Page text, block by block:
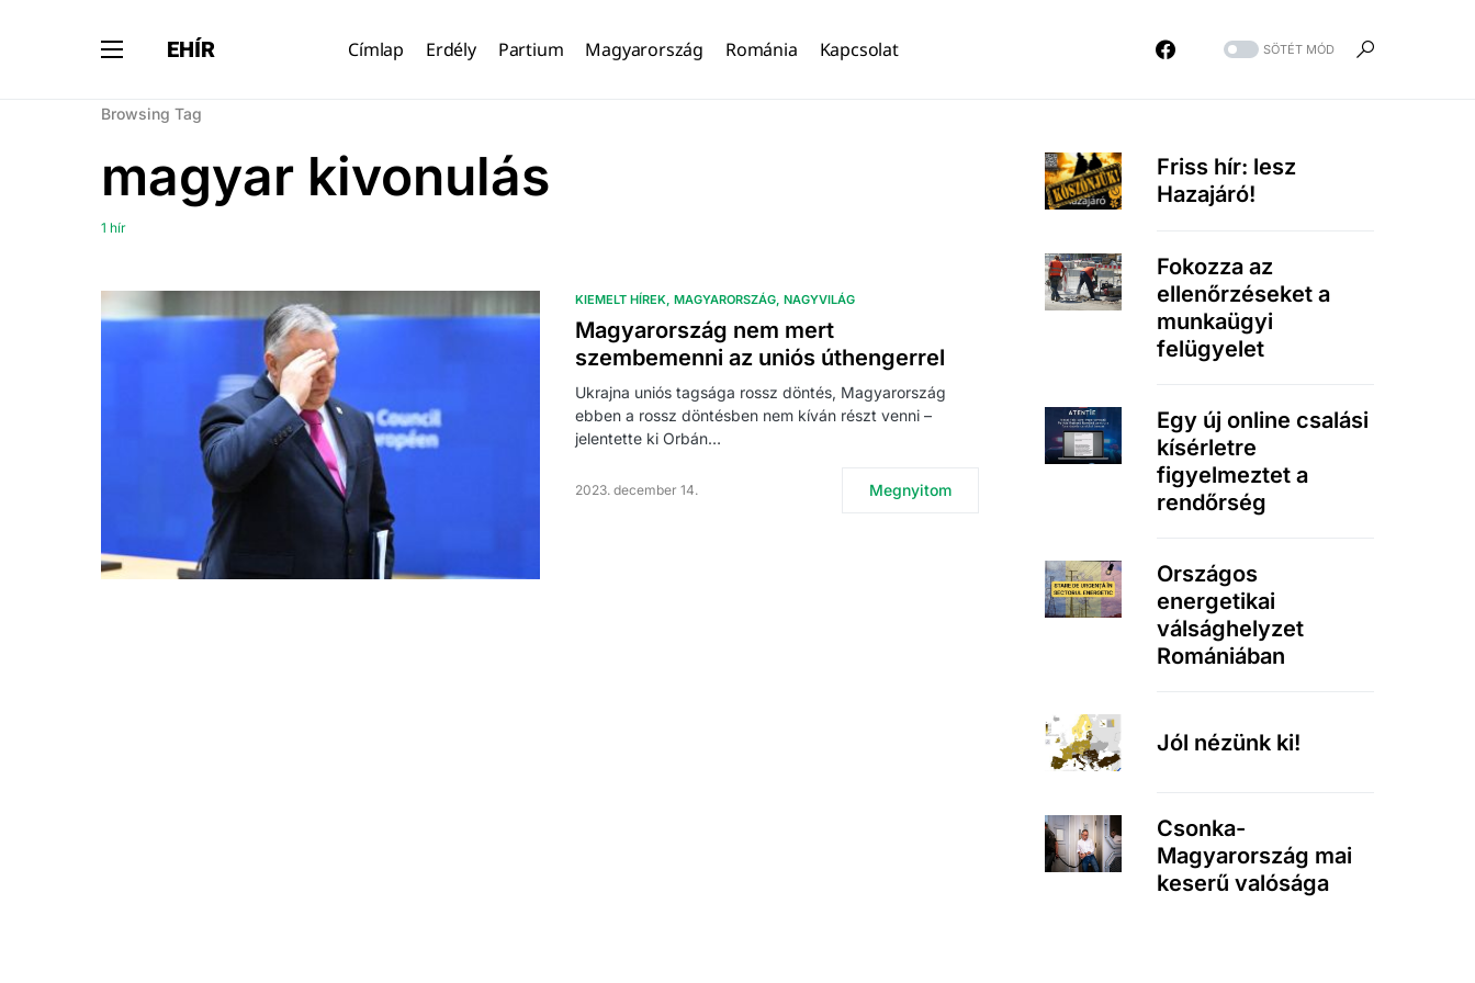
EHÍR Címlap Erdély Partium Magyarország Románia Kapcsolat SÖTÉT MÓD
Browsing Tag
magyar kivonulás
1 hír
KIEMELT HÍREK MAGYARORSZÁG NAGYVILÁG
Magyarország nem mert
szembemenni az uniós úthengerrel
Ukrajna uniós tagsága rossz döntés, Magyarország
ebben a rossz döntésben nem kíván részt venni –
jelentette ki Orbán…
2023. december 14. Megnyitom
Friss hír: lesz
Hazajáró!
Fokozza az
ellenőrzéseket a
munkaügyi
felügyelet
Egy új online csalási
kísérletre
figyelmeztet a
rendőrség
Országos
energetikai
válsághelyzet
Romániában
Jól nézünk ki!
Csonka-
Magyarország mai
keserű valósága